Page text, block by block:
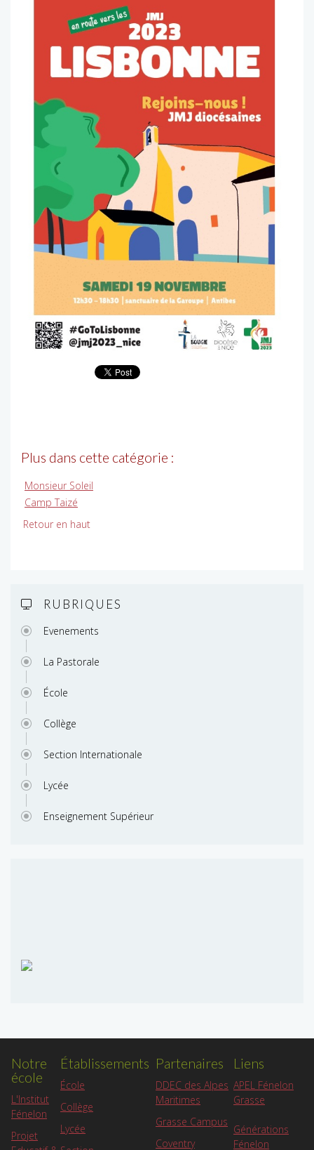
Plus dans cette catégorie :
Monsieur Soleil
Camp Taizé
Retour en haut
RUBRIQUES
Evenements
La Pastorale
École
Collège
Section Internationale
Lycée
Enseignement Supérieur
Notre
école
L'Institut
Fénelon
Projet
Établissements
École
Collège
Lycée
Partenaires
DDEC des Alpes
Maritimes
Grasse Campus
Coventry
Liens
APEL Fénelon
Grasse
Générations
Fénelon